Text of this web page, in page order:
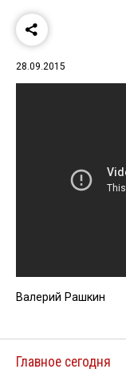
28.09.2015
Валерий Рашкин
Главное сегодня